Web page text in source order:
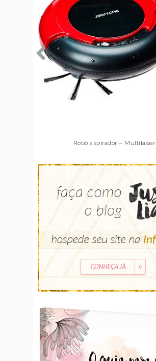
Robô aspirador – Multilaser